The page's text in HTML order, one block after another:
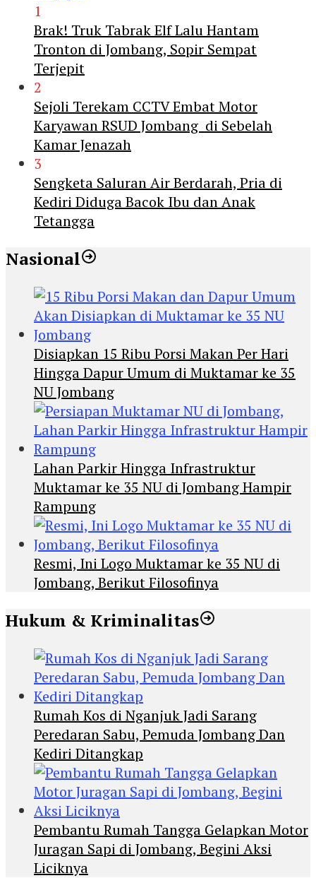
1
Brak! Truk Tabrak Elf Lalu Hantam
Tronton di Jombang, Sopir Sempat
Terjepit
2
Sejoli Terekam CCTV Embat Motor
Karyawan RSUD Jombang di Sebelah
Kamar Jenazah
3
Sengketa Saluran Air Berdarah, Pria di
Kediri Diduga Bacok Ibu dan Anak
Tetangga
Nasional
Disiapkan 15 Ribu Porsi Makan Per Hari
Hingga Dapur Umum di Muktamar ke 35
NU Jombang
Lahan Parkir Hingga Infrastruktur
Muktamar ke 35 NU di Jombang Hampir
Rampung
Resmi, Ini Logo Muktamar ke 35 NU di
Jombang, Berikut Filosofinya
Hukum & Kriminalitas
Rumah Kos di Nganjuk Jadi Sarang
Peredaran Sabu, Pemuda Jombang Dan
Kediri Ditangkap
Pembantu Rumah Tangga Gelapkan Motor
Juragan Sapi di Jombang, Begini Aksi
Liciknya